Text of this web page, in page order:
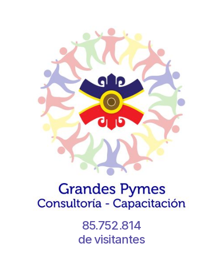
85.752.814
de visitantes